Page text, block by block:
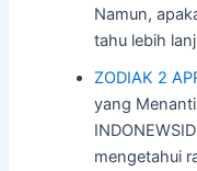
Namun,
tahu lebih
ZODIAK 2
yang
mengetahui